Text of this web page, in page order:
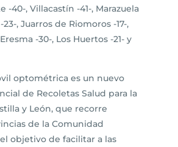
-40-, Villacastín -41-, Marazuela
23-, Juarros de Riomoros -17-,
-30-, Los Huertos -21- y
optométrica es un nuevo
de Recoletas Salud para la
y León, que recorre
de la Comunidad
objetivo de facilitar a las